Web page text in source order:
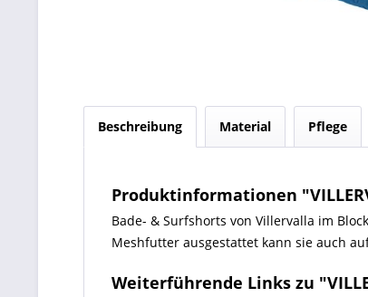
Beschreibung Material Pflege
Produktinformationen
Bade- & Surfshorts von Villervalla im
Meshfutter ausgestattet kann sie auch
Weiterführende Links zu